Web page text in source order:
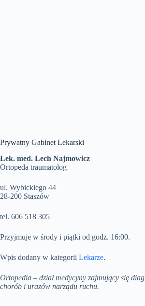
Prywatny Gabinet Lekarski
Lek. med. Lech Najmowicz
Ortopeda traumatolog
ul. Wybickiego 44
28-200 Staszów
tel. 606 518 305
Przyjmuje w środy i piątki od godz. 16:00.
Wpis dodany w kategorii Lekarze.
Ortopedia – dział medycyny zajmujący się
chorób i urazów narządu ruchu.